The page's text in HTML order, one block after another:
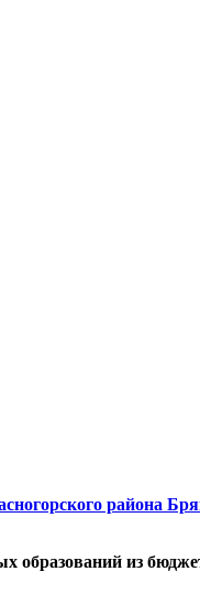
района
из